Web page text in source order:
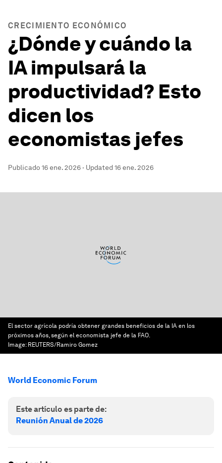
CRECIMIENTO ECONÓMICO
¿Dónde y cuándo la
IA impulsará la
productividad? Esto
dicen los
economistas jefes
Publicado16 ene. 2026 · Updated16 ene. 2026
El sector agrícola podría obtener grandes beneficios de la IA en los
próximos años, según el economista jefe de la FAO.
Image: REUTERS/Ramiro Gomez
World Economic Forum
Este artículo es parte de:
Reunión Anual de 2026